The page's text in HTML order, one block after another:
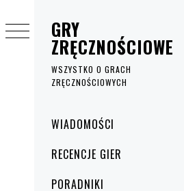
GRY
ZRĘCZNOŚCIOWE
WSZYSTKO O GRACH
ZRĘCZNOŚCIOWYCH
główneWIADOMOŚCI
RECENCJE GIER
PORADNIKI
do